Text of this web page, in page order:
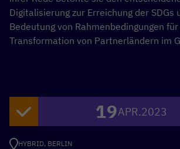
Digitalisierung zur Erreichung der SDGs
Bedeutung von Rahmenbedingungen
Transformation von Partnerländern im
19APR.2023
HYBRID, BERLIN